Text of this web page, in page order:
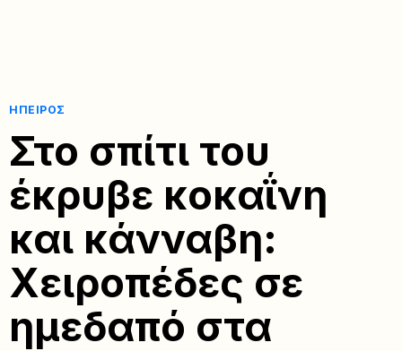
ΉΠΕΙΡΟΣ
Στο σπίτι του
έκρυβε κοκαΐνη
και κάνναβη:
Χειροπέδες σε
ημεδαπό στα